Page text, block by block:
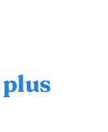
plus